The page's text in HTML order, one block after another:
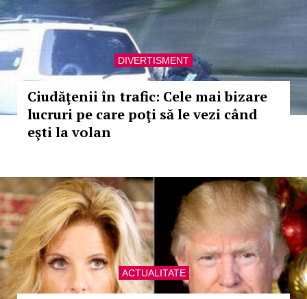
DIVERTISMENT
Ciudăţenii în trafic: Cele mai bizare
lucruri pe care poţi să le vezi când
eşti la volan
ACTUALITATE